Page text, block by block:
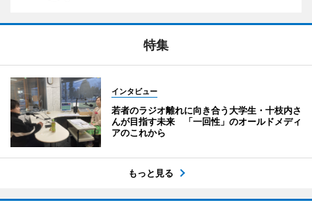
特集
インタビュー
若者のラジオ離れに向き合う大学生・十枝内さ
んが目指す未来 「一回性」のオールドメディ
アのこれから
もっと見る